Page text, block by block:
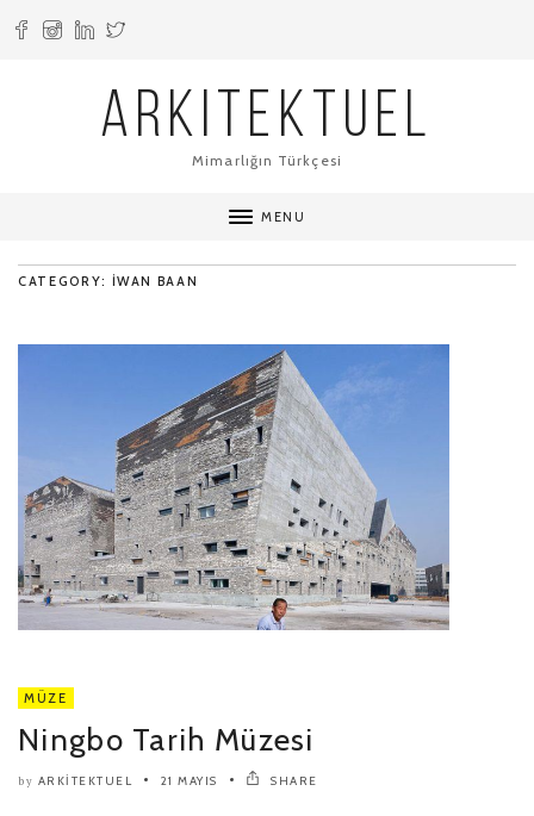
ARKITEKTUEL
Mimarlığın Türkçesi
MENU
CATEGORY: IWAN BAAN
MÜZE
Ningbo Tarih Müzesi
by ARKITEKTUEL 21 MAYIS SHARE